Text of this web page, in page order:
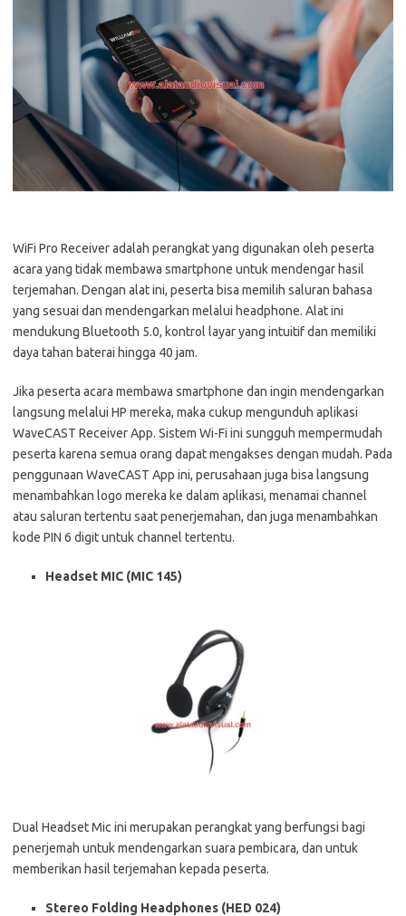
WiFi Pro Receiver adalah perangkat yang digunakan oleh peserta
acara yang tidak membawa smartphone untuk mendengar hasil
terjemahan. Dengan alat ini, peserta bisa memilih saluran bahasa
yang sesuai dan mendengarkan melalui headphone. Alat ini
mendukung Bluetooth 5.0, kontrol layar yang intuitif dan memiliki
daya tahan baterai hingga 40 jam.
Jika peserta acara membawa smartphone dan ingin mendengarkan
langsung melalui HP mereka, maka cukup mengunduh aplikasi
WaveCAST Receiver App. Sistem Wi-Fi ini sungguh mempermudah
peserta karena semua orang dapat mengakses dengan mudah. Pada
penggunaan WaveCAST App ini, perusahaan juga bisa langsung
menambahkan logo mereka ke dalam aplikasi, menamai channel
atau saluran tertentu saat penerjemahan, dan juga menambahkan
kode PIN 6 digit untuk channel tertentu.
Headset MIC (MIC 145)
Dual Headset Mic ini merupakan perangkat yang berfungsi bagi
penerjemah untuk mendengarkan suara pembicara, dan untuk
memberikan hasil terjemahan kepada peserta.
Stereo Folding Headphones (HED 024)